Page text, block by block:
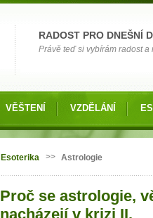
RADOST PRO DNEŠNÍ
Právě teď si vybírám radost a
VĚŠTENÍ VZDĚLÁNÍ
Jste zde
Esoterika >> Astrologie
Proč se astrologie,
nacházejí v krizi II.